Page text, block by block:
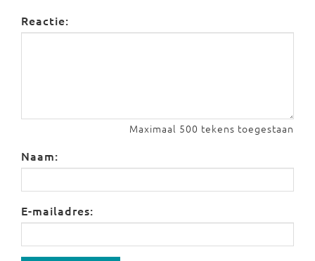
Reactie:
Maximaal 500 tekens toegestaan
Naam:
E-mailadres: